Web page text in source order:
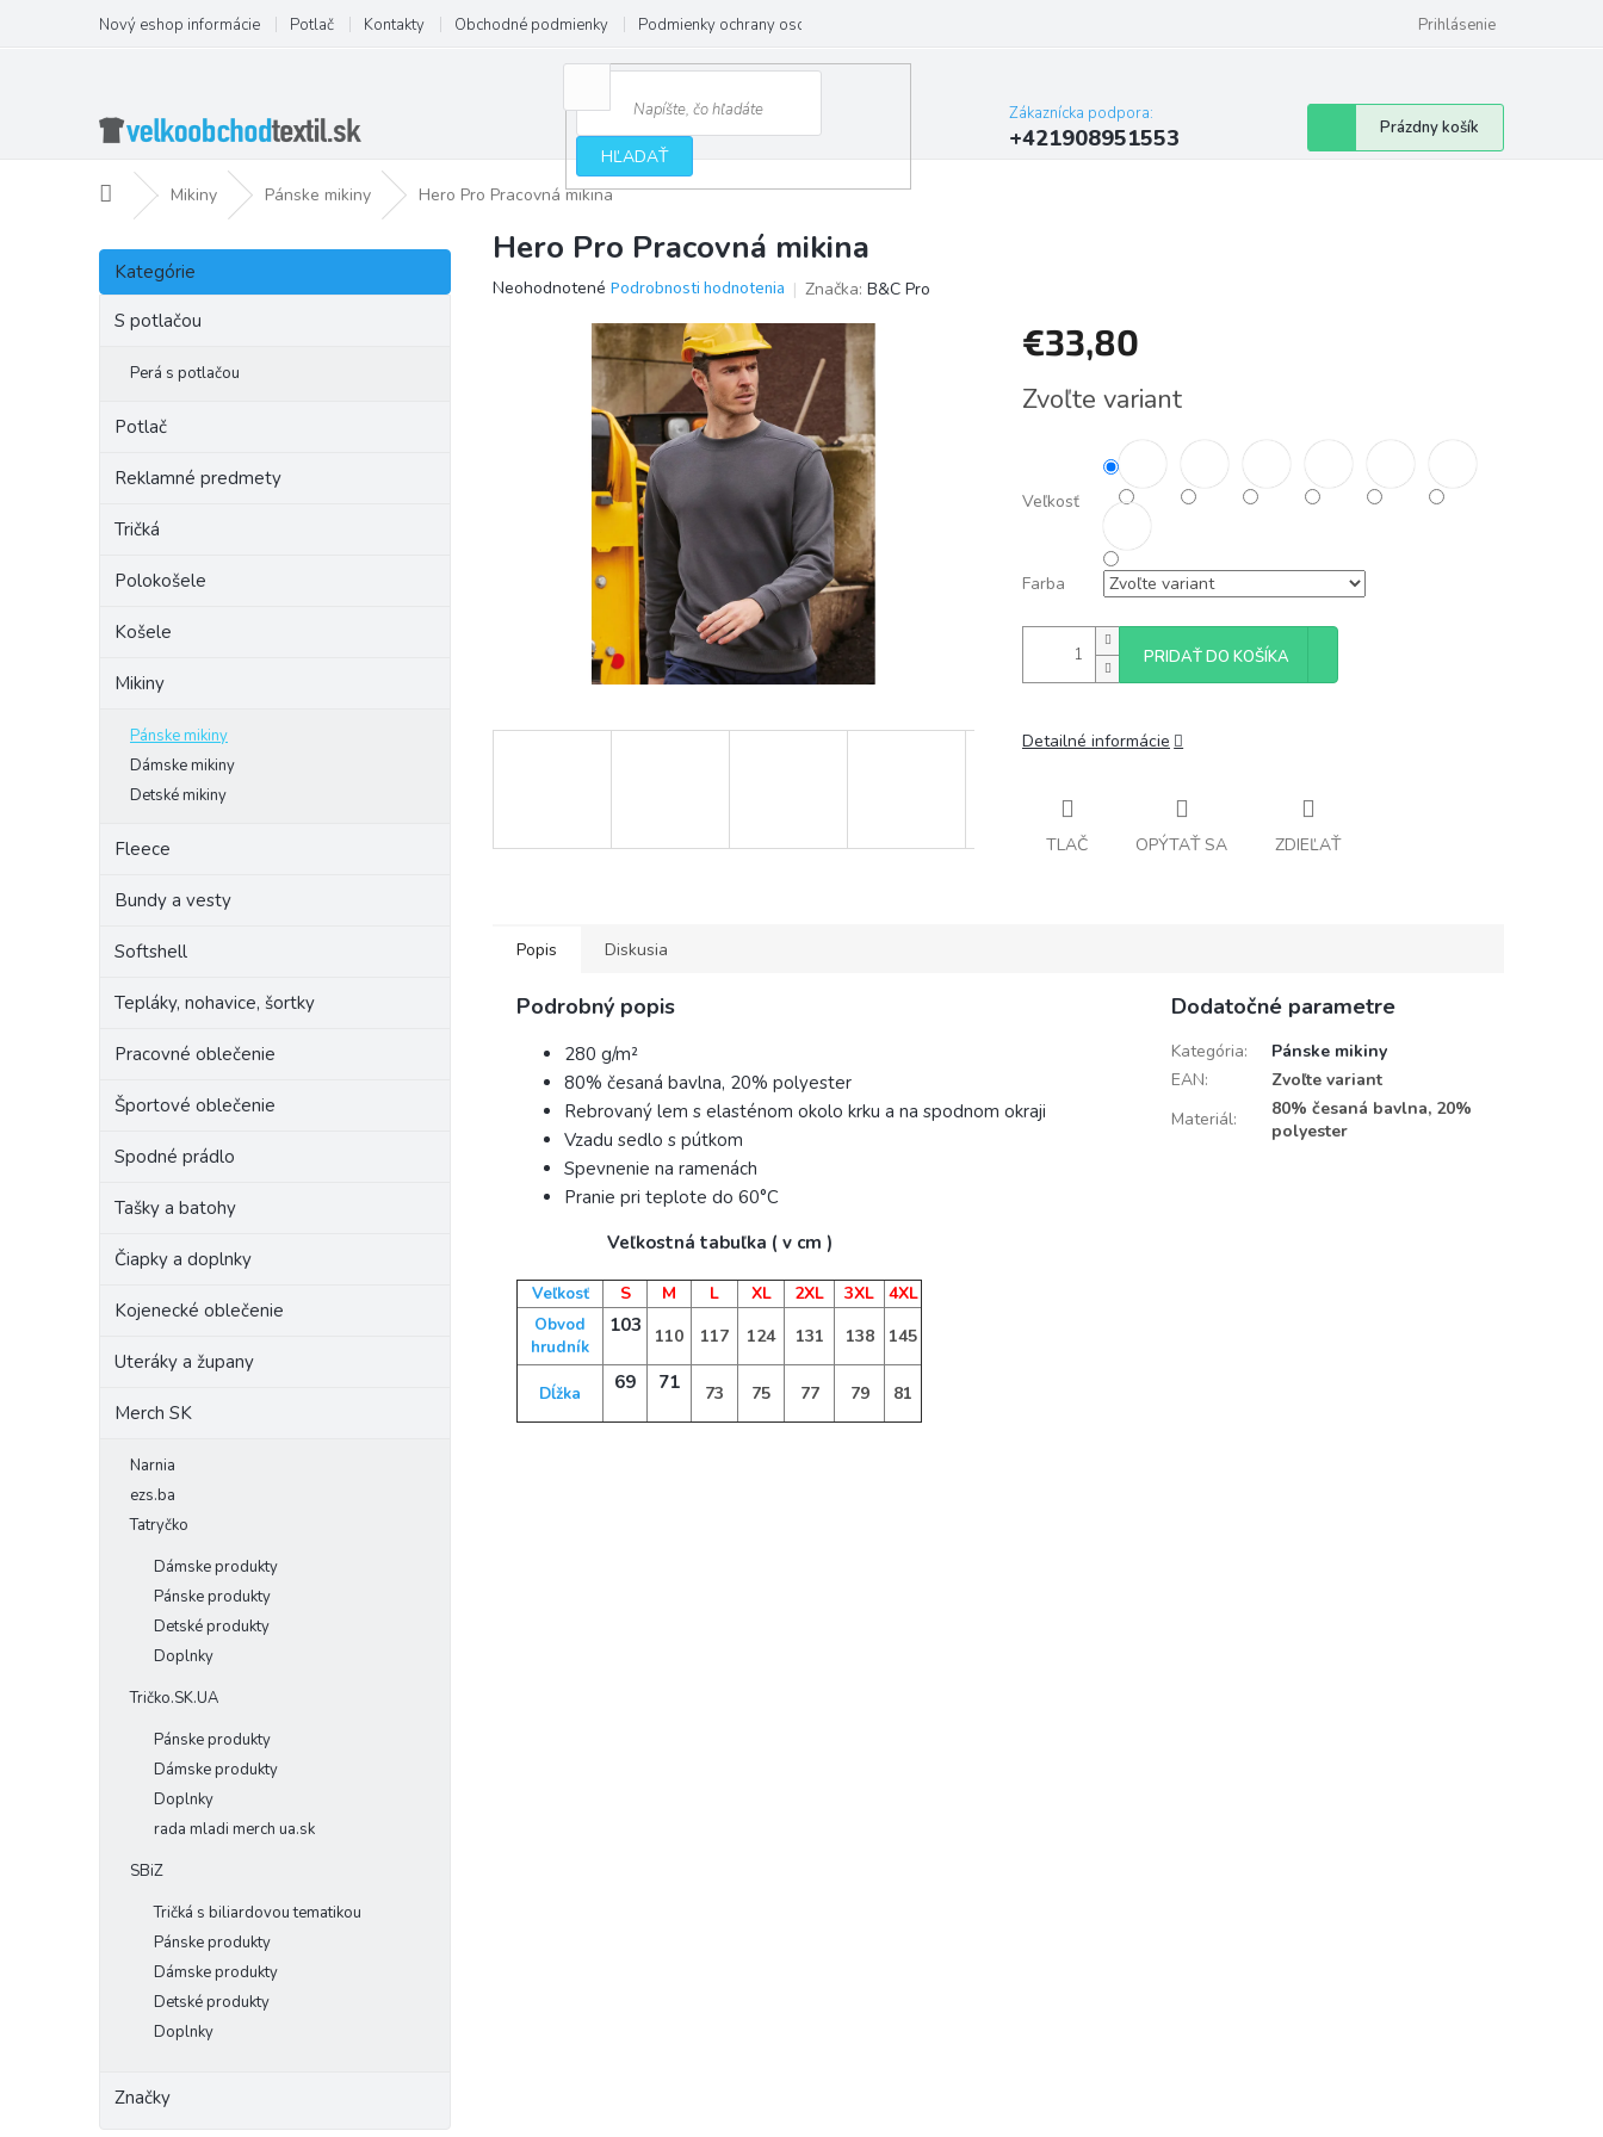
obsah
Nový eshop informácie Potlač Kontakty Obchodné podmienky Podmienky ochrany osobných údajov Prihlásenie
HĽADAŤ
Zákaznícka podpora:
+421908951553
Nákupný
košík
Prázdny košík
DomovMikiny Pánske mikiny Hero Pro Pracovná mikina
B
č
Preskočiť
kategórie
Kategórie
S potlačou
Perá s potlačou
Potlač
Reklamné predmety
Tričká
Polokošele
Košele
Mikiny
Pánske mikiny
Dámske mikiny
Detské mikiny
Fleece
Bundy a vesty
Softshell
Tepláky, nohavice, šortky
Pracovné oblečenie
Športové oblečenie
Spodné prádlo
Tašky a batohy
Čiapky a doplnky
Kojenecké oblečenie
Uteráky a župany
Merch SK
Narnia
ezs.ba
Tatryčko
Dámske produkty
Pánske produkty
Detské produkty
Doplnky
Tričko.SK.UA
Pánske produkty
Dámske produkty
Doplnky
rada mladi merch ua.sk
SBiZ
Tričká s biliardovou tematikou
Pánske produkty
Dámske produkty
Detské produkty
Doplnky
Značky
Hero Pro Pracovná mikina
Priemerné
Neohodnotené Podrobnosti hodnotenia Značka: B&C Pro
€33,80
cena:
Zvoľte variant
Veľkosť
Farba
PRIDAŤ DO KOŠÍKA
Detailné informácie
TLAČ OPÝTAŤ SA ZDIEĽAŤ
Popis Diskusia
Podrobný popis
280 g/m²
80% česaná bavlna, 20% polyester
Rebrovaný lem s elasténom okolo krku a na spodnom okraji
Vzadu sedlo s pútkom
Spevnenie na ramenách
Pranie pri teplote do 60°C
Veľkostná tabuľka ( v cm )
Veľkosť S M L XL 2XL 3XL 4XL
Obvod
hrudník
103 110 117 124 131 138 145
Dĺžka 69 71 73 75 77 79 81
Dodatočné parametre
Kategória:
Pánske mikiny
EAN:
Zvoľte variant
Materiál:
80% česaná bavlna, 20%
polyester